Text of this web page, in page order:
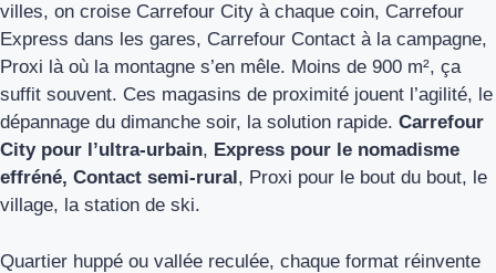
villes, on croise Carrefour City à chaque coin, Carrefour
Express dans les gares, Carrefour Contact à la campagne,
Proxi là où la montagne s’en mêle. Moins de 900 m², ça
suffit souvent. Ces magasins de proximité jouent l’agilité, le
dépannage du dimanche soir, la solution rapide. Carrefour
City pour l’ultra-urbain, Express pour le nomadisme
effréné, Contact semi-rural, Proxi pour le bout du bout, le
village, la station de ski.
Quartier huppé ou vallée reculée, chaque format réinvente